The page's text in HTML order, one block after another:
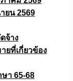
ยน 2569
จ้าง
ยที่เกี่ยวข้อง
า 65-68